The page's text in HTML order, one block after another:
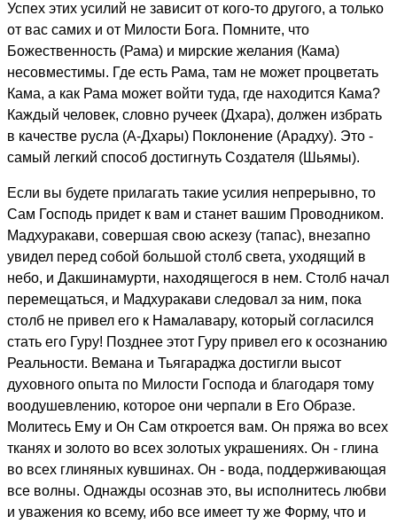
Успех этих усилий не зависит от кого-то другого, а только
от вас самих и от Милости Бога. Помните, что
Божественность (Рама) и мирские желания (Кама)
несовместимы. Где есть Рама, там не может процветать
Кама, а как Рама может войти туда, где находится Кама?
Каждый человек, словно ручеек (Дхара), должен избрать
в качестве русла (А-Дхары) Поклонение (Арадху). Это -
самый легкий способ достигнуть Создателя (Шьямы).
Если вы будете прилагать такие усилия непрерывно, то
Сам Господь придет к вам и станет вашим Проводником.
Мадхуракави, совершая свою аскезу (тапас), внезапно
увидел перед собой большой столб света, уходящий в
небо, и Дакшинамурти, находящегося в нем. Столб начал
перемещаться, и Мадхуракави следовал за ним, пока
столб не привел его к Намалавару, который согласился
стать его Гуру! Позднее этот Гуру привел его к осознанию
Реальности. Вемана и Тьягараджа достигли высот
духовного опыта по Милости Господа и благодаря тому
воодушевлению, которое они черпали в Его Образе.
Молитесь Ему и Он Сам откроется вам. Он пряжа во всех
тканях и золото во всех золотых украшениях. Он - глина
во всех глиняных кувшинах. Он - вода, поддерживающая
все волны. Однажды осознав это, вы исполнитесь любви
и уважения ко всему, ибо все имеет ту же Форму, что и